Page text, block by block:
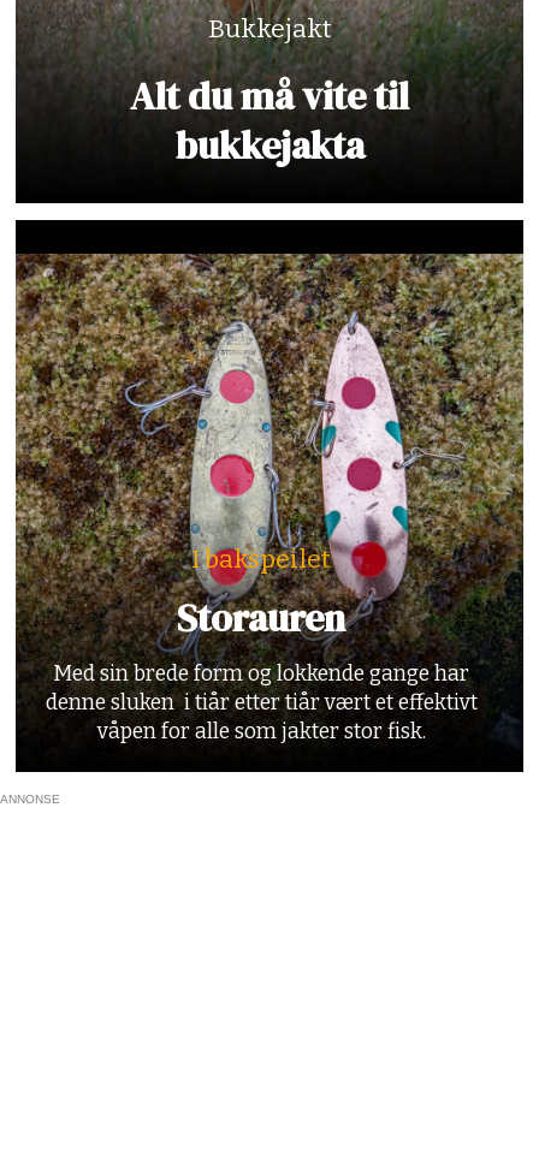
Bukkejakt
Alt du må vite til
bukkejakta
I bakspeilet
Storauren
Med sin brede form og lokkende gange har
denne sluken i tiår etter tiår vært et effektivt
våpen for alle som jakter stor fisk.
ANNONSE